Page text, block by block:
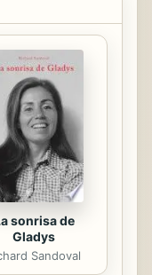
Es ésta una
conocer los
el
las noches de
los rituales de
de
de
la galería
sonrisa de
Gladys
Sandoval